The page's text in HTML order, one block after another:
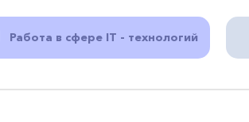
Работа в сфере IT - технологий